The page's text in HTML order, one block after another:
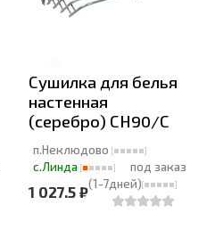
Сушилка для белья
настенная
(серебро) СН90/С
п.Неклюдово
с.Линда
под заказ
(1-7дней)
1 027.5 ₽